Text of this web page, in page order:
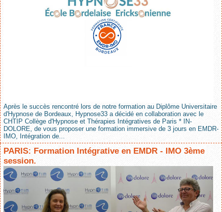
Après le succès rencontré lors de notre formation au Diplôme Universitaire
d'Hypnose de Bordeaux, Hypnose33 a décidé en collaboration avec le
CHTIP Collège d'Hypnose et Thérapies Intégratives de Paris * IN-
DOLORE, de vous proposer une formation immersive de 3 jours en EMDR-
IMO, Intégration de...
PARIS: Formation Intégrative en EMDR - IMO 3ème
session.